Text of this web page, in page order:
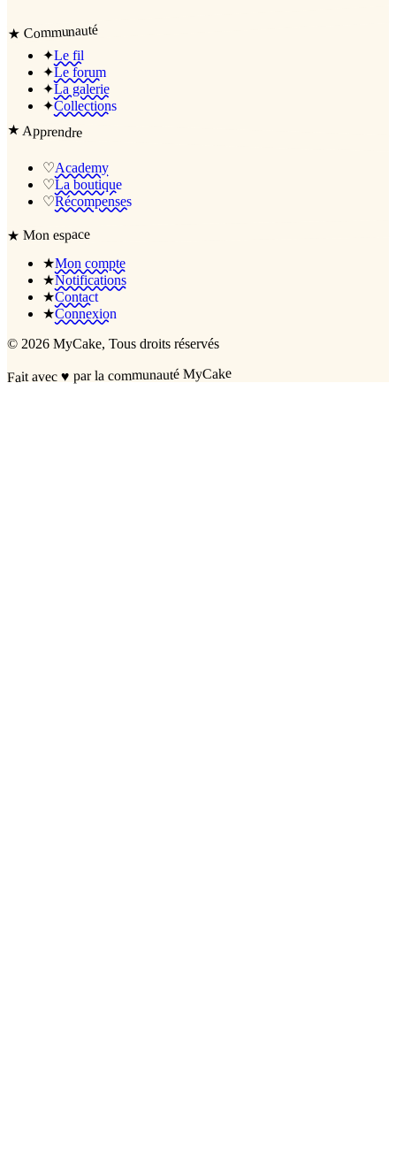
★ Communauté
✦Le fil
✦Le forum
✦La galerie
✦Collections
★Apprendre
♡Academy
♡La boutique
♡Récompenses
★Mon espace
★Mon compte
★Notifications
★Contact
★Connexion
© 2026 MyCake, Tous droits réservés
Fait avec♥ par la communauté MyCake